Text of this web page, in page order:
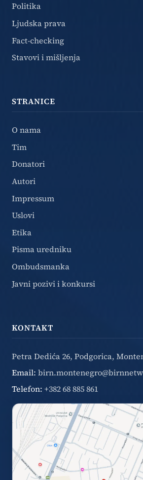
Politika
Ljudska prava
Fact-checking
Stavovi i mišljenja
STRANICE
O nama
Tim
Donatori
Autori
Impressum
Uslovi
Etika
Pisma uredniku
Ombudsmanka
Javni pozivi i konkursi
KONTAKT
Petra Dedića 26, Podgorica,
Email:
Telefon: +382 68 885 861